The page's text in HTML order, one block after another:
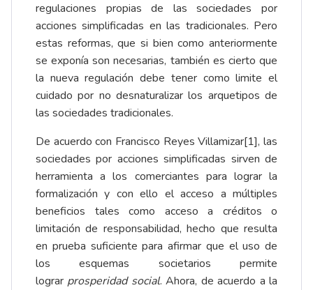
regulaciones propias de las sociedades por
acciones simplificadas en las tradicionales. Pero
estas reformas, que si bien como anteriormente
se exponía son necesarias, también es cierto que
la nueva regulación debe tener como limite el
cuidado por no desnaturalizar los arquetipos de
las sociedades tradicionales.
De acuerdo con Francisco Reyes Villamizar[1], las
sociedades por acciones simplificadas sirven de
herramienta a los comerciantes para lograr la
formalización y con ello el acceso a múltiples
beneficios tales como acceso a créditos o
limitación de responsabilidad, hecho que resulta
en prueba suficiente para afirmar que el uso de
los esquemas societarios permite
lograr prosperidad social. Ahora, de acuerdo a la